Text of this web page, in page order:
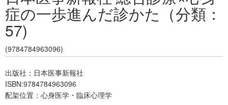
レジデント
症の一歩進んだ診かた（分類：
57)
(9784784963096)
出版社：日本医事新報社
ISBN:9784784963096
配架位置：心身医学・臨床心理学